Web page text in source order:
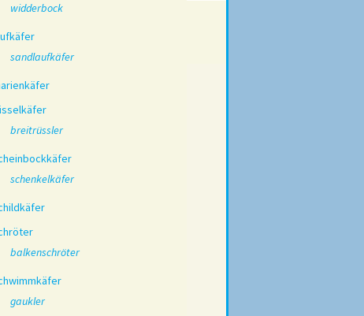
widderbock
sandlaufkäfer
breitrüssler
schenkelkäfer
balkenschröter
gaukler